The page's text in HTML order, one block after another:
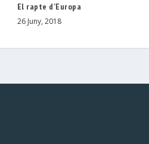
El rapte d’Europa
26 Juny, 2018